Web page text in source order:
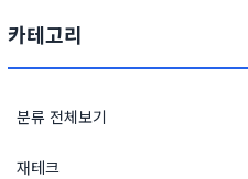
카테고리
분류 전체보기
재테크